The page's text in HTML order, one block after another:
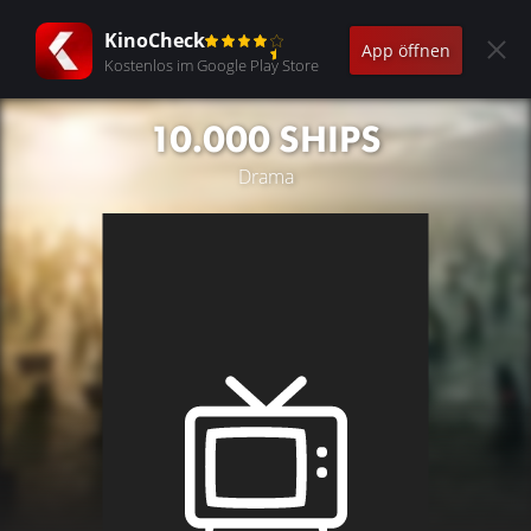
KinoCheck
Kostenlos im Google Play Store
App öffnen
10.000 SHIPS
Drama